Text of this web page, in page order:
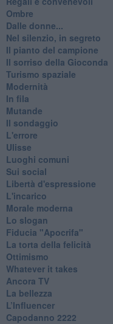
Ombre
Dalle donne...
Nel silenzio, in segreto
Il pianto del campione
Il sorriso della Gioconda
Turismo spaziale
Modernità
In fila
Mutande
Il sondaggio
L'errore
Ulisse
Luoghi comuni
Sui social
Libertà d'espressione
L'incarico
Morale moderna
Lo slogan
Fiducia "Apocrifa"
La torta della felicità
Ottimismo
Whatever it takes
Ancora TV
La bellezza
L’Influencer
​Capodanno 2222